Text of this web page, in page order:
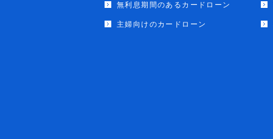
無利息期間のあるカードローン
主婦向けのカードローン